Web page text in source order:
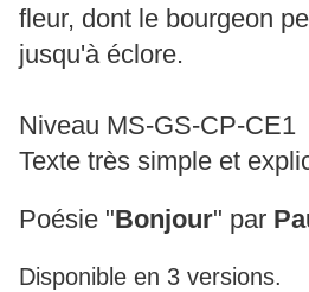
fleur, dont le bourgeon
jusqu'à éclore.
Niveau MS-GS-CP-CE1
Texte très simple et
Poésie "Bonjour" par
Disponible en 3 versions.